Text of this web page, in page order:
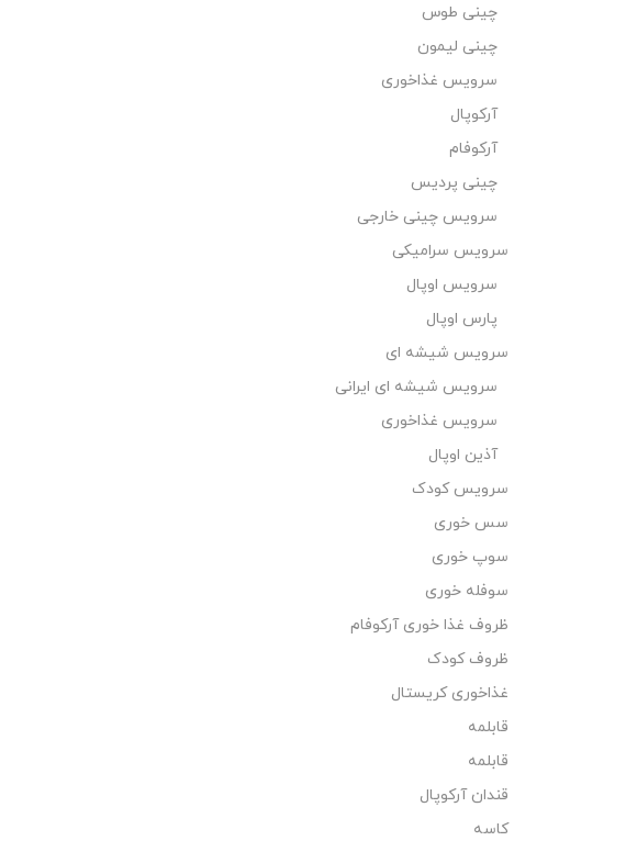
چینی طوس
چینی لیمون
سرویس غذاخوری
آرکوپال
آرکوفام
چینی پردیس
سرویس چینی خارجی
سرویس سرامیکی
سرویس اوپال
پارس اوپال
سرویس شیشه ای
سرویس شیشه ای ایرانی
سرویس غذاخوری
آذین اوپال
سرویس کودک
سس خوری
سوپ خوری
سوفله خوری
ظروف غذا خوری آرکوفام
ظروف کودک
غذاخوری کریستال
قابلمه
قابلمه
قندان آرکوپال
کاسه